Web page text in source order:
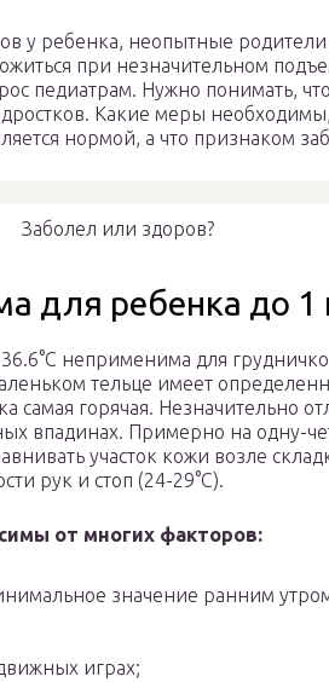
у ребенка, неопытные
при незначительном
педиатрам. Нужно понимать,
Какие меры
нормой, а что признаком
Заболел или здоров?
для ребенка до 1
неприменима для
тельце имеет
самая горячая. Незначительно
впадинах. Примерно на одну-
участок кожи возле
рук и стоп (24-29°С).
от многих факторов:
значение ранним
играх;